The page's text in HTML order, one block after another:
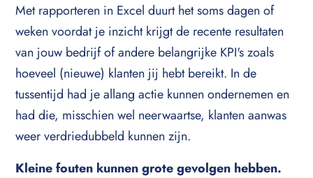
Met rapporteren in Excel duurt het soms dagen of
weken voordat je inzicht krijgt de recente resultaten
van jouw bedrijf of andere belangrijke KPI's zoals
hoeveel (nieuwe) klanten jij hebt bereikt. In de
tussentijd had je allang actie kunnen ondernemen en
had die, misschien wel neerwaartse, klanten aanwas
weer verdriedubbeld kunnen zijn.
Kleine fouten kunnen grote gevolgen hebben.